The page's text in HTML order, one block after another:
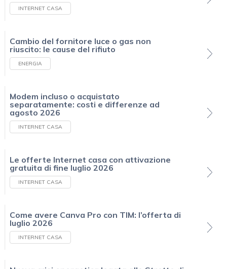
INTERNET CASA
Cambio del fornitore luce o gas non
riuscito: le cause del rifiuto
ENERGIA
Modem incluso o acquistato
separatamente: costi e differenze ad
agosto 2026
INTERNET CASA
Le offerte Internet casa con attivazione
gratuita di fine luglio 2026
INTERNET CASA
Come avere Canva Pro con TIM: l’offerta di
luglio 2026
INTERNET CASA